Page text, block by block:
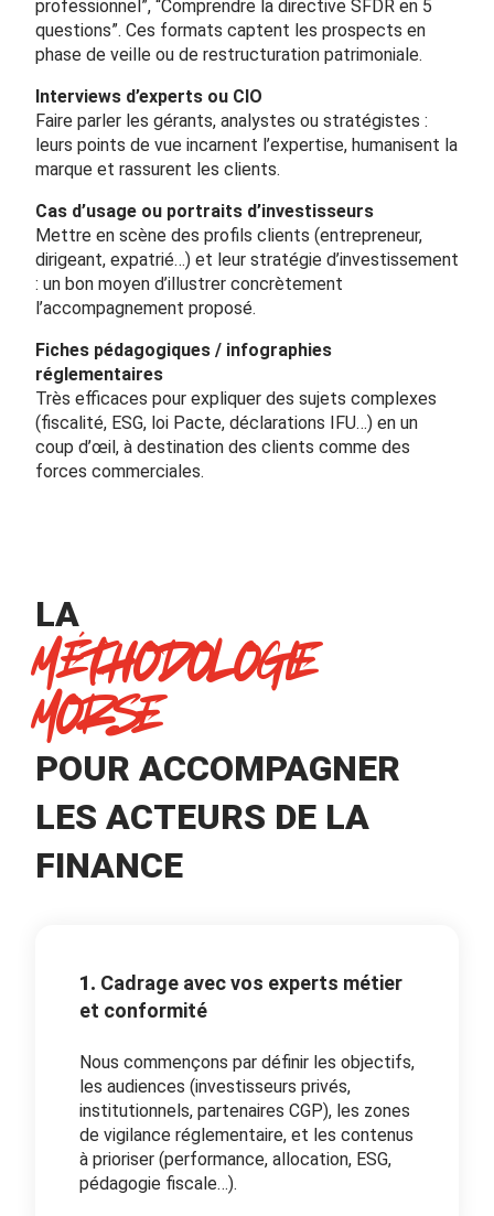
professionnel”, “Comprendre la directive SFDR en 5
questions”. Ces formats captent les prospects en
phase de veille ou de restructuration patrimoniale.
Interviews d’experts ou CIO
Faire parler les gérants, analystes ou stratégistes :
leurs points de vue incarnent l’expertise, humanisent la
marque et rassurent les clients.
Cas d’usage ou portraits d’investisseurs
Mettre en scène des profils clients (entrepreneur,
dirigeant, expatrié…) et leur stratégie d’investissement
: un bon moyen d’illustrer concrètement
l’accompagnement proposé.
Fiches pédagogiques / infographies
réglementaires
Très efficaces pour expliquer des sujets complexes
(fiscalité, ESG, loi Pacte, déclarations IFU…) en un
coup d’œil, à destination des clients comme des
forces commerciales.
LA
MÉTHODOLOGIE
MORSE
POUR ACCOMPAGNER
LES ACTEURS DE LA
FINANCE
1. Cadrage avec vos experts métier
et conformité
Nous commençons par définir les objectifs,
les audiences (investisseurs privés,
institutionnels, partenaires CGP), les zones
de vigilance réglementaire, et les contenus
à prioriser (performance, allocation, ESG,
pédagogie fiscale…).